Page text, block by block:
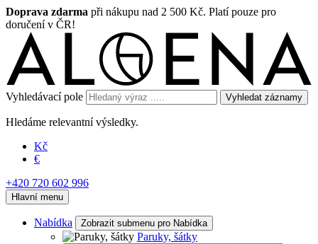
Doprava zdarma při nákupu nad 2 500 Kč. Platí pouze pro
doručení v ČR!
Vyhledávací pole Vyhledat záznamy
Hledáme relevantní výsledky.
Kč
€
+420 720 602 996
Hlavní menu
Nabídka Zobrazit submenu pro Nabídka
Paruky, šátky